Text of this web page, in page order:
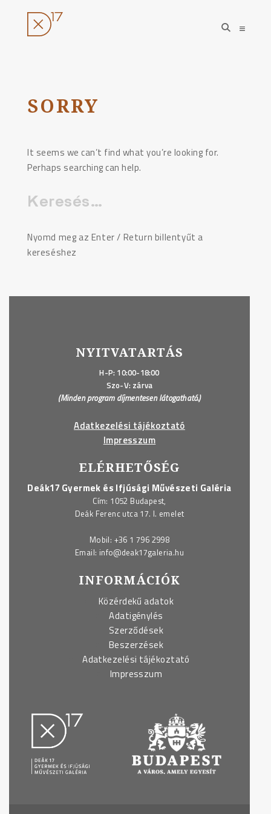
tartalomhoz
open
search
open
SORRY
It seems we can’t find what you’re looking for.
Perhaps searching can help.
Keresés:
Nyomd meg az Enter / Return billentyűt a
kereséshez
NYITVATARTÁS
H-P: 10:00-18:00
Szo-V: zárva
(Minden program díjmentesen látogatható.)
Adatkezelési tájékoztató
Impresszum
ELÉRHETŐSÉG
Deák17 Gyermek és Ifjúsági Művészeti Galéria
Cím: 1052 Budapest,
Deák Ferenc utca 17. I. emelet
Mobil: +36 1 796 2998
Email: info@deak17galeria.hu
INFORMÁCIÓK
Közérdekű adatok
Adatigénylés
Szerződések
Beszerzések
Adatkezelési tájékoztató
Impresszum